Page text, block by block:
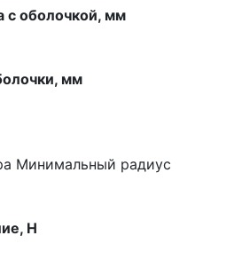
с оболочкой, мм
мм
Минимальный радиус
H